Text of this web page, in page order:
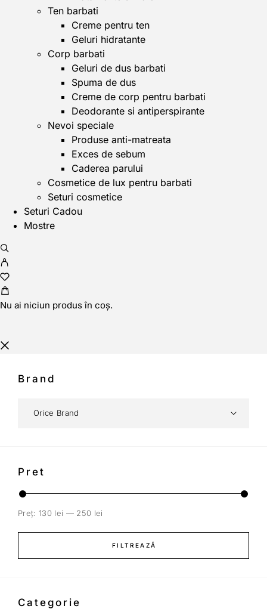
Ten barbati
Creme pentru ten
Geluri hidratante
Corp barbati
Geluri de dus barbati
Spuma de dus
Creme de corp pentru barbati
Deodorante si antiperspirante
Nevoi speciale
Produse anti-matreata
Exces de sebum
Caderea parului
Cosmetice de lux pentru barbati
Seturi cosmetice
Seturi Cadou
Mostre
Nu ai niciun produs în coș.
Brand
Pret
FILTREAZĂ
Preț: 130 lei — 250 lei
Categorie